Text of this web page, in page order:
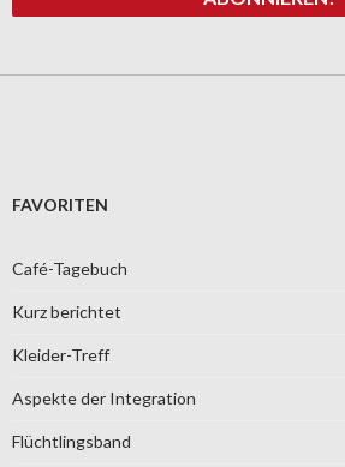
FAVORITEN
Café-Tagebuch
Kurz berichtet
Kleider-Treff
Aspekte der Integration
Flüchtlingsband